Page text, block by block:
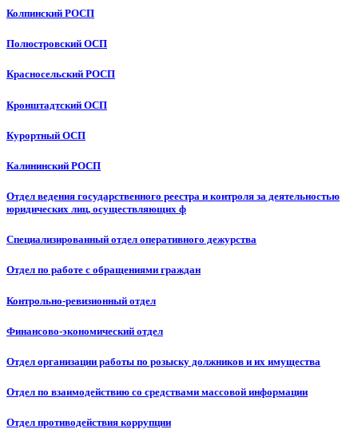
Колпинский РОСП
Полюстровский ОСП
Красносельский РОСП
Кронштадтский ОСП
Курортный ОСП
Калининский РОСП
Отдел ведения государственного реестра и контроля за деятельностью
юридических лиц, осуществляющих ф
Специализированный отдел оперативного дежурства
Отдел по работе с обращениями граждан
Контрольно-ревизионный отдел
Финансово-экономический отдел
Отдел организации работы по розыску должников и их имущества
Отдел по взаимодействию со средствами массовой информации
Отдел противодействия коррупции